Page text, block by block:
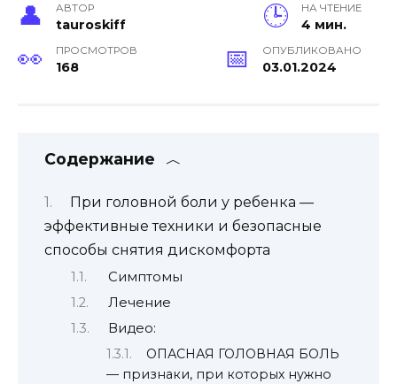
АВТОР
tauroskiff
НА ЧТЕНИЕ
4 мин.
ПРОСМОТРОВ
168
ОПУБЛИКОВАНО
03.01.2024
Содержание
При головной боли у ребенка —
эффективные техники и безопасные
способы снятия дискомфорта
Симптомы
Лечение
Видео:
ОПАСНАЯ ГОЛОВНАЯ БОЛЬ
— признаки, при которых нужно